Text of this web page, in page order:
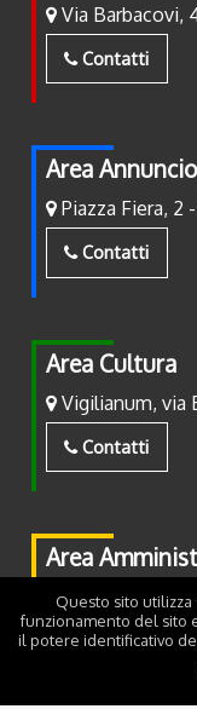
Via Barbacovi,
Contatti
Area
Piazza Fiera, 2
Contatti
Area Cultura
Vigilianum, via
Contatti
Area
Piazza Fiera, 2
Contatti
Questo sito
funzionamento del sito
il potere identificativo